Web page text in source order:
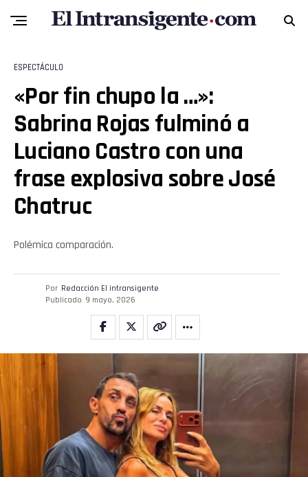
ESPECTÁCULO
«Por fin chupo la …»:
Sabrina Rojas fulminó a
Luciano Castro con una
frase explosiva sobre José
Chatruc
Polémica comparación.
Por Redacción El intransigente
Publicado 9 mayo, 2026